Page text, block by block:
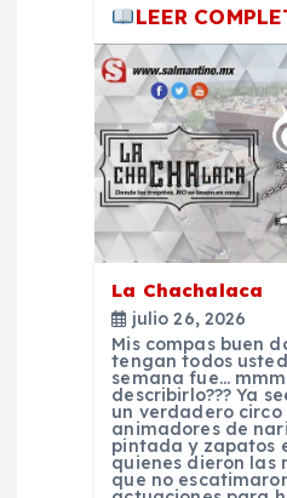
LEER
La Chachalaca
julio 26, 2026
Mis compas buen
tengan todos
semana fue…
describirlo??? Ya
un verdadero circo
animadores de
pintada y zapatos
quienes dieron las
que no